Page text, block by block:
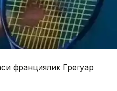
франциялик Грегуар